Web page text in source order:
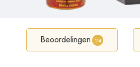
Beoordelingen 24